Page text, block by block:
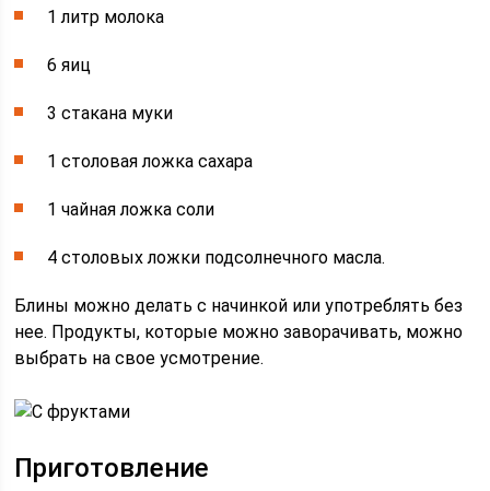
1 литр молока
6 яиц
3 стакана муки
1 столовая ложка сахара
1 чайная ложка соли
4 столовых ложки подсолнечного масла.
Блины можно делать с начинкой или употреблять без
нее. Продукты, которые можно заворачивать, можно
выбрать на свое усмотрение.
Приготовление